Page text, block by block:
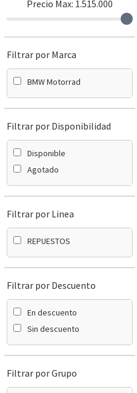
Precio Max: 1.515.000
Filtrar por Marca
BMW Motorrad
Filtrar por Disponibilidad
Disponible
Agotado
Filtrar por Linea
REPUESTOS
Filtrar por Descuento
En descuento
Sin descuento
Filtrar por Grupo